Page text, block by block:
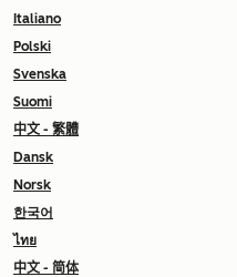
Italiano
Polski
Svenska
Suomi
中文 - 繁體
Dansk
Norsk
한국어
ไทย
中文 - 简体